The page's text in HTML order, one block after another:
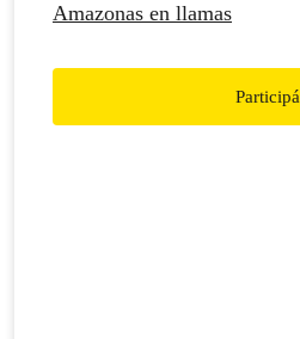
Amazonas en llamas
Participá